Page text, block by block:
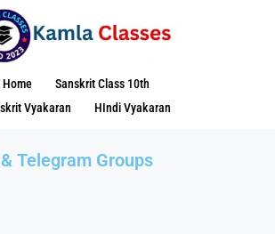
Home
Sanskrit Class 10th
Vyakaran
HIndi Vyakaran
Telegram Groups